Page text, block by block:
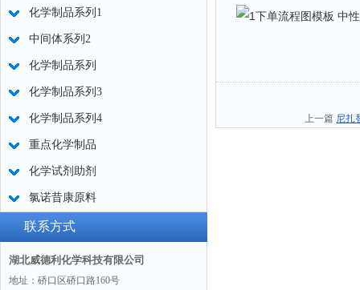
化学制品系列1
中间体系列2
化学制品系列
化学制品系列3
化学制品系列4
重点化学制品
化学试剂助剂
氯诺昔康原料
联系方式
湖北威德利化学科技有限公司
地址：硚口区硚口路160号
上一篇 尼扎